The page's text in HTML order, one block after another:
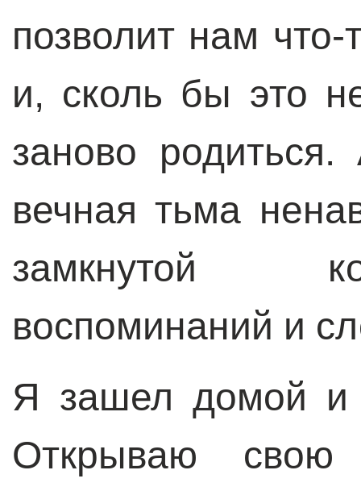
позволит нам что-
и, сколь бы это
заново
вечная тьма
замкнутой
воспоминаний и
Я зашел домой и
Открываю